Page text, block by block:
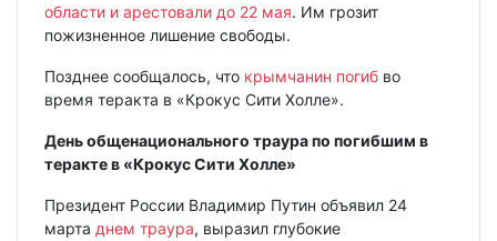
области и арестовали до 22 мая. Им грозит
пожизненное лишение свободы.
Позднее сообщалось, что крымчанин погиб во
время теракта в «Крокус Сити Холле».
День общенационального траура по погибшим в
теракте в «Крокус Сити Холле»
Президент России Владимир Путин объявил 24
марта днем траура, выразил глубокие